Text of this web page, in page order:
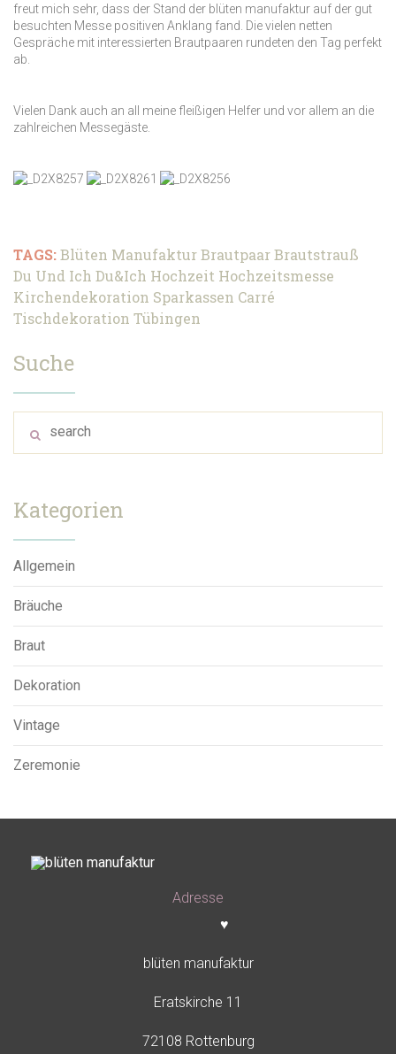
freut mich sehr, dass der Stand der blüten manufaktur auf der gut
besuchten Messe positiven Anklang fand. Die vielen netten
Gespräche mit interessierten Brautpaaren rundeten den Tag perfekt
ab.
Vielen Dank auch an all meine fleißigen Helfer und vor allem an die
zahlreichen Messegäste.
TAGS:Blüten ManufakturBrautpaarBrautstrauß
Du Und Ich Du&Ich Hochzeit Hochzeitsmesse
Kirchendekoration Sparkassen Carré
Tischdekoration Tübingen
Suche
Kategorien
Allgemein
Bräuche
Braut
Dekoration
Vintage
Zeremonie
Adresse
♥
blüten manufaktur
Eratskirche 11
72108 Rottenburg